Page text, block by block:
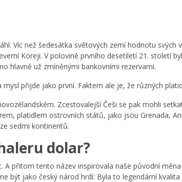
Víc než šedesátka světových zemí hodnotu
Koreji. V polovině prvního desetiletí 21. století
hlavně už zmíněnými bankovními rezervami.
přijde jako první. Faktem ale je, že různých
Zcestovalejší Češi se pak mohli
platidlem ostrovních států, jako jsou Grenada,
sedmi kontinentů.
dolar?
přitom tento název inspirovala naše původní
být jako český národ hrdí: Byla to legendární